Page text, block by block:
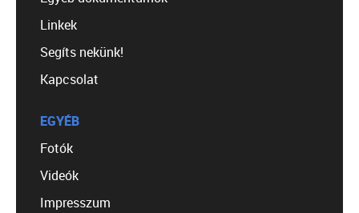
Linkek
Segíts nekünk!
Kapcsolat
EGYÉB
Fotók
Videók
Impresszum